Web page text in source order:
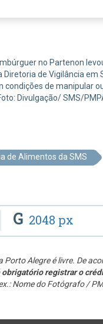
no Partenon
de Vigilância em
condições de manipular
Divulgação/ SMS/
de Alimentos da SMS
G 2048 px
Alegre é livre. De
obrigatório registrar o
Nome do Fotógrafo /